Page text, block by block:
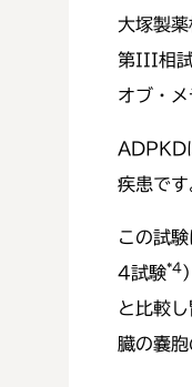
大塚製
第III相試
オブ・
ADPKD
疾患で
この試
4試験*4
と比較
臓の嚢胞